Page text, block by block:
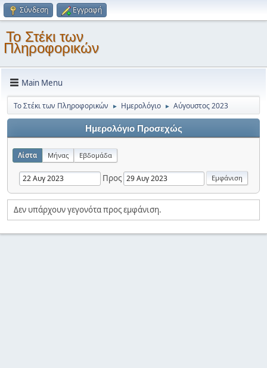
Σύνδεση Εγγραφή
Το Στέκι των
Πληροφορικών
Main Menu
Το Στέκι των Πληροφορικών ► Ημερολόγιο ► Αύγουστος 2023
Ημερολόγιο Προσεχώς
Λίστα Μήνας Εβδομάδα
Προς
Δεν υπάρχουν γεγονότα προς εμφάνιση.